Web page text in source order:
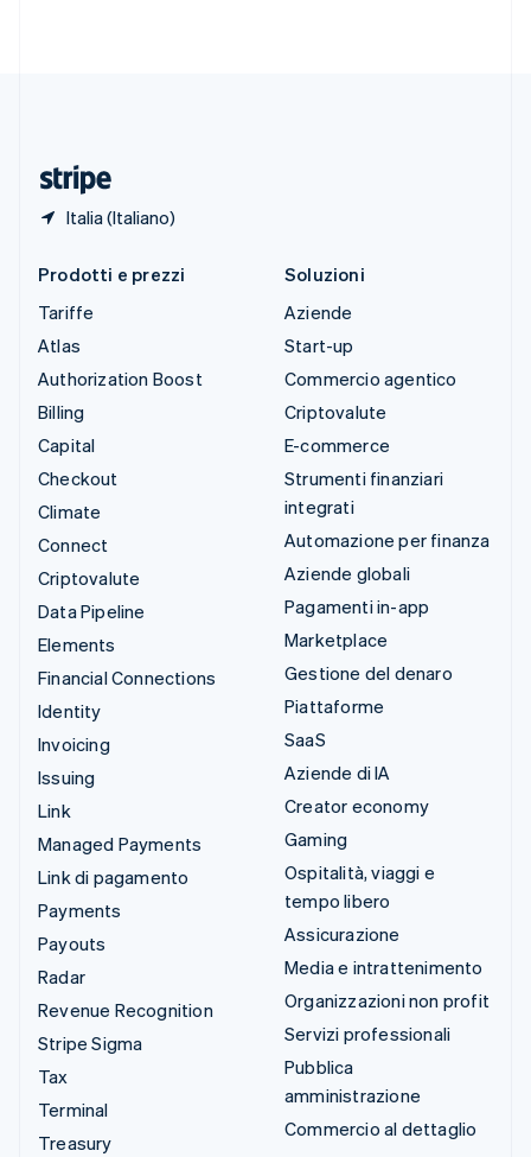
Italia (Italiano)
Prodotti e prezzi
Tariffe
Atlas
Authorization Boost
Billing
Capital
Checkout
Climate
Connect
Criptovalute
Data Pipeline
Elements
Financial Connections
Identity
Invoicing
Issuing
Link
Managed Payments
Link di pagamento
Payments
Payouts
Radar
Revenue Recognition
Stripe Sigma
Tax
Terminal
Treasury
Soluzioni
Aziende
Start-up
Commercio agentico
Criptovalute
E-commerce
Strumenti finanziari
integrati
Automazione per finanza
Aziende globali
Pagamenti in-app
Marketplace
Gestione del denaro
Piattaforme
SaaS
Aziende di IA
Creator economy
Gaming
Ospitalità, viaggi e
tempo libero
Assicurazione
Media e intrattenimento
Organizzazioni non profit
Servizi professionali
Pubblica
amministrazione
Commercio al dettaglio